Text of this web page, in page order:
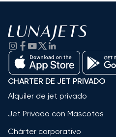
CHARTER DE JET PRIVADO
Alquiler de jet privado
Jet Privado con Mascotas
Chárter corporativo